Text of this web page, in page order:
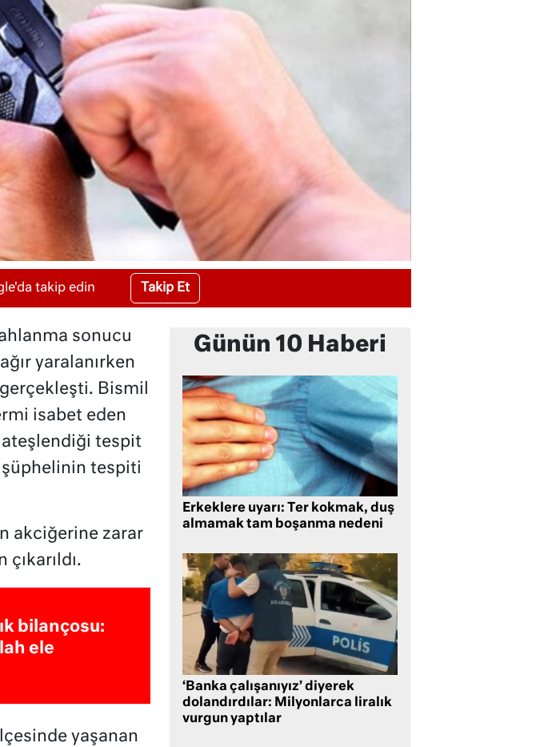
takip edin Takip Et
sonucu
yaralanırken
Bismil
isabet eden
ateşlendiği tespit
şüphelinin tespiti
akciğerine zarar
bilançosu:
ele
yaşanan
Günün 10 Haberi
Erkeklere uyarı: Ter kokmak, duş
almamak tam boşanma nedeni
‘Banka çalışanıyız’ diyerek
dolandırdılar: Milyonlarca liralık
vurgun yaptılar